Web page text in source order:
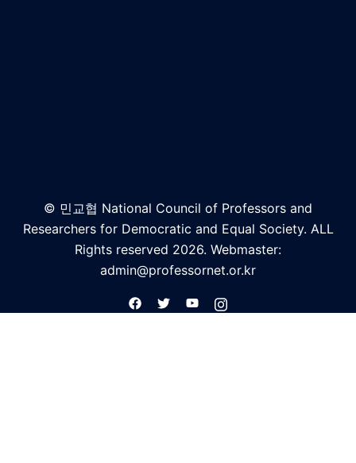
© 민교협 National Council of Professors and
Researchers for Democratic and Equal Society. ALL
Rights reserved 2026. Webmaster:
admin@professornet.or.kr